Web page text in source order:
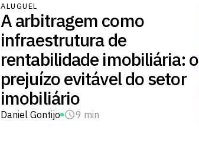
ALUGUEL
A arbitragem como
infraestrutura de
rentabilidade imobiliária: o
prejuízo evitável do setor
imobiliário
Daniel Gontijo 9 min